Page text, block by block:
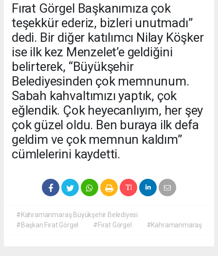
Fırat Görgel Başkanımıza çok
teşekkür ederiz, bizleri unutmadı”
dedi. Bir diğer katılımcı Nilay Köşker
ise ilk kez Menzelet’e geldiğini
belirterek, “Büyükşehir
Belediyesinden çok memnunum.
Sabah kahvaltımızı yaptık, çok
eğlendik. Çok heyecanlıyım, her şey
çok güzel oldu. Ben buraya ilk defa
geldim ve çok memnun kaldım”
cümlelerini kaydetti.
#Kahramanmaraş Büyükşehir Belediyesi
#Başkan Fırat Görgel
#Fırat Görgel #Kahramanmaraş